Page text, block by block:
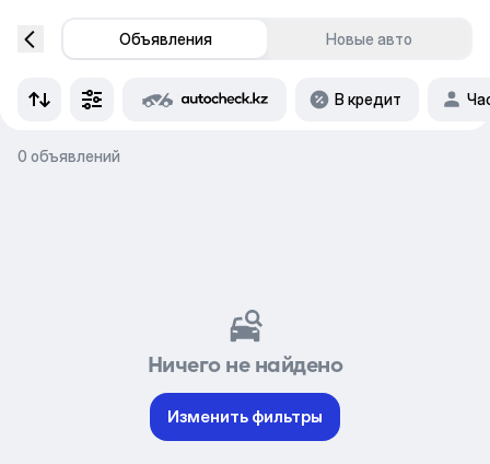
Объявления Новые авто
В кредит
0 объявлений
Ничего не найдено
Изменить фильтры